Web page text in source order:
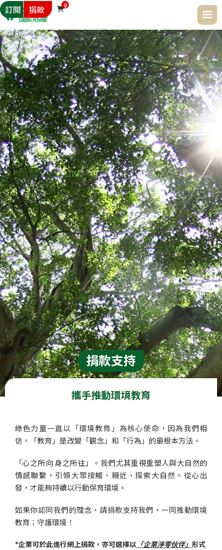
訂閱 捐款 
0
捐款支持
攜手推動環境教育
綠色力量一直以「環境教育」為核心使命，因為我們相
信，「教育」是改變「觀念」和「行為」的最根本方法。
「心之所向 身之所往」。我們尤其重視重塑人與大自然的
情感聯繫，引領大眾接觸、親近、探索大自然。從心出
發，才能夠持續以行動保育環境。
如果你認同我們的理念，請捐款支持我們，一同推動環境
教育；守護環境！
*企業可於此進行網上捐款，亦可選擇以 「企業淨零伙伴」 形式